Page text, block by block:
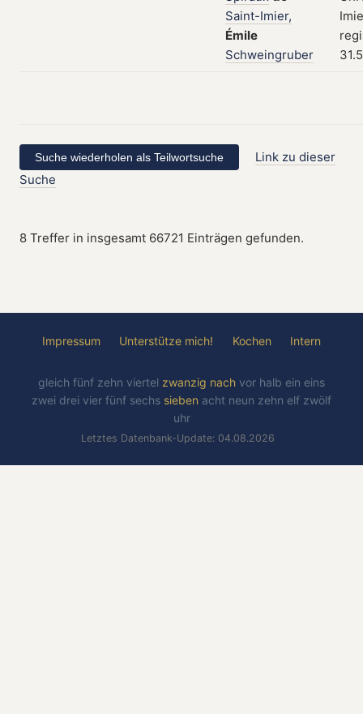
Saint-Imier,
Émile
Schweingruber
Link zu dieser
Suche
8 Treffer in insgesamt 66721 Einträgen gefunden.
Impressum Unterstütze mich! Kochen Intern
gleich fünf zehn viertel zwanzig nach vor halb ein eins
zwei drei vier fünf sechs sieben acht neun zehn elf zwölf
uhr
Letztes Datenbank-Update: 04.08.2026